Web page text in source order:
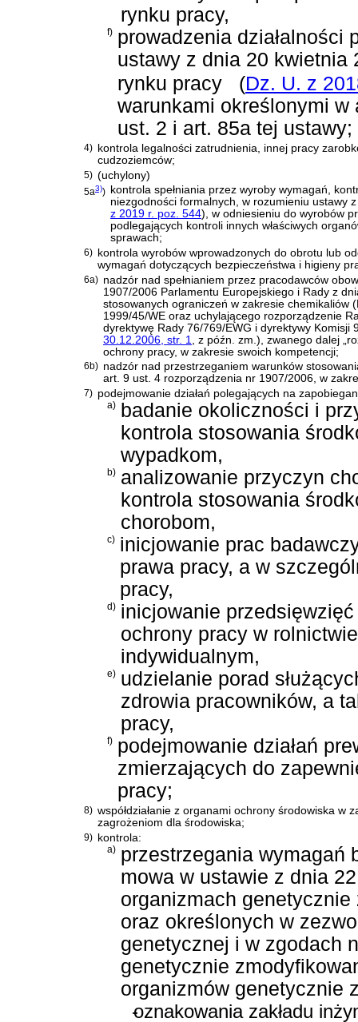
rynku pracy,
f) prowadzenia
ustawy z dnia 20 kwietnia
rynku pracy
(Dz. U. z
warunkami określonymi w
ust. 2 i art. 85a tej ustawy;
4) kontrola legalności zatrudnienia, innej pracy
cudzoziemców;
5) (uchylony)
5a3)) kontrola spełniania przez wyroby wymagań,
niezgodności formalnych, w rozumieniu ustawy
z 2019 r. poz. 544), w odniesieniu do wyrobów
podlegających kontroli innych właściwych
sprawach;
6) kontrola wyrobów wprowadzonych do obrotu lub
wymagań dotyczących bezpieczeństwa i higieny
6a) nadzór nad spełnianiem przez pracodawców
1907/2006 Parlamentu Europejskiego i Rady z
stosowanych ograniczeń w zakresie chemikaliów
1999/45/WE oraz uchylającego rozporządzenie
dyrektywę Rady 76/769/EWG i dyrektywy Komisji
30.12.2006, str. 1
, z późn. zm.) , zwanego dalej
ochrony pracy, w zakresie swoich kompetencji;
6b) nadzór nad przestrzeganiem warunków
art. 9 ust. 4 rozporządzenia nr 1907/2006, w
7) podejmowanie działań polegających na
a) badanie okoliczności i
kontrola stosowania
wypadkom,
b) analizowanie przyczyn
kontrola stosowania
chorobom,
c) inicjowanie prac
prawa pracy, a w
pracy,
d) inicjowanie
ochrony pracy w rolnictwie
indywidualnym,
e) udzielanie porad
zdrowia pracowników, a
pracy,
f) podejmowanie działań
zmierzających do
pracy;
8) współdziałanie z organami ochrony środowiska w
zagrożeniom dla środowiska;
9) kontrola:
a) przestrzegania wymagań
mowa w ustawie z dnia
organizmach
oraz określonych w
genetycznej i w zgodach
genetycznie
organizmów genetycznie
-
oznakowania zakładu